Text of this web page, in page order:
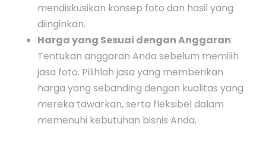
mendiskusikan konsep foto dan hasil yang
diinginkan.
Harga yang Sesuai dengan Anggaran:
Tentukan anggaran Anda sebelum memilih
jasa foto. Pilihlah jasa yang memberikan
harga yang sebanding dengan kualitas yang
mereka tawarkan, serta fleksibel dalam
memenuhi kebutuhan bisnis Anda.